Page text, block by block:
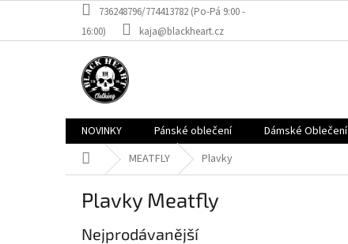
obsah
736248796/774413782 (Po-Pá 9:00 -
16:00)
kaja@blackheart.cz
NOVINKY Pánské oblečení Dámské Oblečení
Domů MEATFLY Plavky
Plavky Meatfly
Nejprodávanější